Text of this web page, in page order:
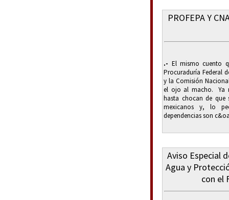
PROFEPA Y
.- El mismo cuento
Procuraduría Federal
y la Comisión
el ojo al macho. Ya
hasta chocan de que
mexicanos y, lo
dependencias son
Aviso Especial
Agua y
con el